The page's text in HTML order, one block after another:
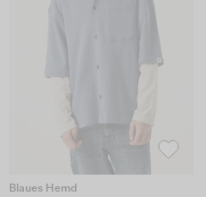
Blaues Hemd